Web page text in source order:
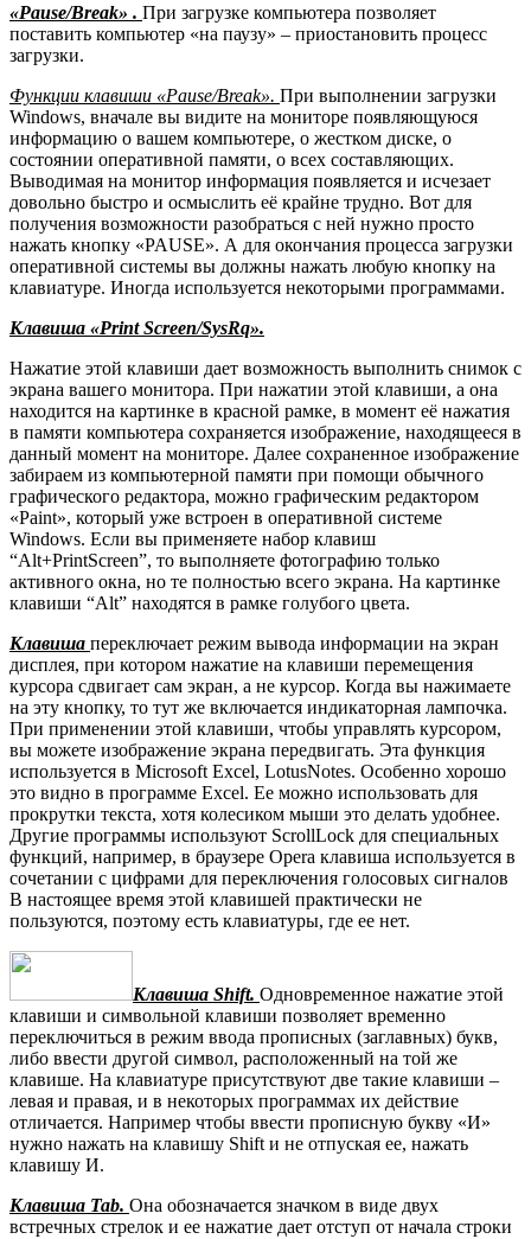
«Pause/Break» . При загрузке компьютера позволяет
поставить компьютер «на паузу» – приостановить процесс
загрузки.
Функции клавиши «Pause/Break». При выполнении загрузки
Windows, вначале вы видите на мониторе появляющуюся
информацию о вашем компьютере, о жестком диске, о
состоянии оперативной памяти, о всех составляющих.
Выводимая на монитор информация появляется и исчезает
довольно быстро и осмыслить её крайне трудно. Вот для
получения возможности разобраться с ней нужно просто
нажать кнопку «PAUSE». А для окончания процесса загрузки
оперативной системы вы должны нажать любую кнопку на
клавиатуре. Иногда используется некоторыми программами.
Клавиша «Print Screen/SysRq».
Нажатие этой клавиши дает возможность выполнить снимок с
экрана вашего монитора. При нажатии этой клавиши, а она
находится на картинке в красной рамке, в момент её нажатия
в памяти компьютера сохраняется изображение, находящееся в
данный момент на мониторе. Далее сохраненное изображение
забираем из компьютерной памяти при помощи обычного
графического редактора, можно графическим редактором
«Paint», который уже встроен в оперативной системе
Windows. Если вы применяете набор клавиш
“Alt+PrintScreen”, то выполняете фотографию только
активного окна, но те полностью всего экрана. На картинке
клавиши “Alt” находятся в рамке голубого цвета.
Клавиша переключает режим вывода информации на экран
дисплея, при котором нажатие на клавиши перемещения
курсора сдвигает сам экран, а не курсор. Когда вы нажимаете
на эту кнопку, то тут же включается индикаторная лампочка.
При применении этой клавиши, чтобы управлять курсором,
вы можете изображение экрана передвигать. Эта функция
используется в Microsoft Excel, LotusNotes. Особенно хорошо
это видно в программе Excel. Ее можно использовать для
прокрутки текста, хотя колесиком мыши это делать удобнее.
Другие программы используют ScrollLock для специальных
функций, например, в браузере Opera клавиша используется в
сочетании с цифрами для переключения голосовых сигналов
В настоящее время этой клавишей практически не
пользуются, поэтому есть клавиатуры, где ее нет.
Клавиша Shift. Одновременное нажатие этой
клавиши и символьной клавиши позволяет временно
переключиться в режим ввода прописных (заглавных) букв,
либо ввести другой символ, расположенный на той же
клавише. На клавиатуре присутствуют две такие клавиши –
левая и правая, и в некоторых программах их действие
отличается. Например чтобы ввести прописную букву «И»
нужно нажать на клавишу Shift и не отпуская ее, нажать
клавишу И.
Клавиша Tab. Она обозначается значком в виде двух
встречных стрелок и ее нажатие дает отступ от начала строки